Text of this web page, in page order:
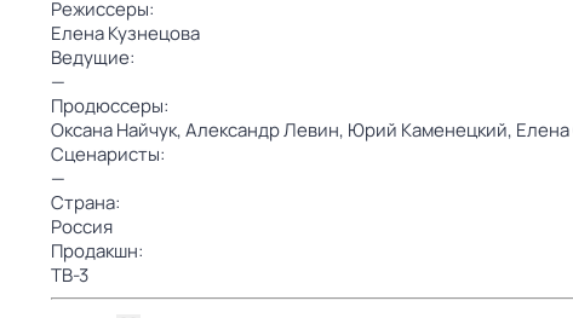
Режиссеры:
Елена Кузнецова
Ведущие:
—
Продюссеры:
Оксана Найчук,Александр Левин, Юрий Каменецкий,
Сценаристы:
—
Страна:
Россия
Продакшн:
ТВ-3